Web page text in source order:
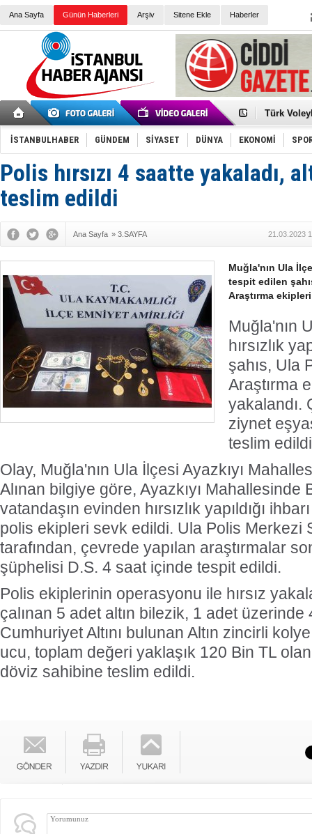
Ana Sayfa Günün Haberleri Arşiv Sitene Ekle Haberler
Elena
Türk
Töreninde
İkinci El
Guguk
Sneaker
Erkek
Tommy
Yeri
Ceza
Erdoğan:
İtalyan
İSTANBULHABER GÜNDEM SİYASET DÜNYA EKONOMİ
Polis hırsızı 4 saatte yakaladı,
teslim edildi
Ana Sayfa » 3.SAYFA 21.03.2023
Muğla'nın Ula
tespit edilen
Araştırma
Muğla'nın
hırsızlık
şahıs, Ula
Araştırma
yakalandı.
ziynet
teslim
Olay, Muğla'nın Ula İlçesi Ayazkıyı
Alınan bilgiye göre, Ayazkıyı Mahallesinde
vatandaşın evinden hırsızlık yapıldığı
polis ekipleri sevk edildi. Ula Polis Merkezi
tarafından, çevrede yapılan araştırmalar
şüphelisi D.S. 4 saat içinde tespit edildi.
Polis ekiplerinin operasyonu ile hırsız
çalınan 5 adet altın bilezik, 1 adet üzerinde
Cumhuriyet Altını bulunan Altın zincirli
ucu, toplam değeri yaklaşık 120 Bin TL
döviz sahibine teslim edildi.